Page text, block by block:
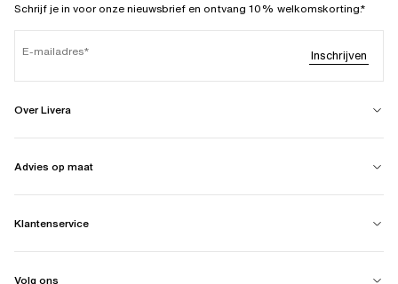
Schrijf je in voor onze nieuwsbrief en ontvang 10% welkomskorting.*
E-mailadres Inschrijven
Over Livera
Advies op maat
Klantenservice
Volg ons